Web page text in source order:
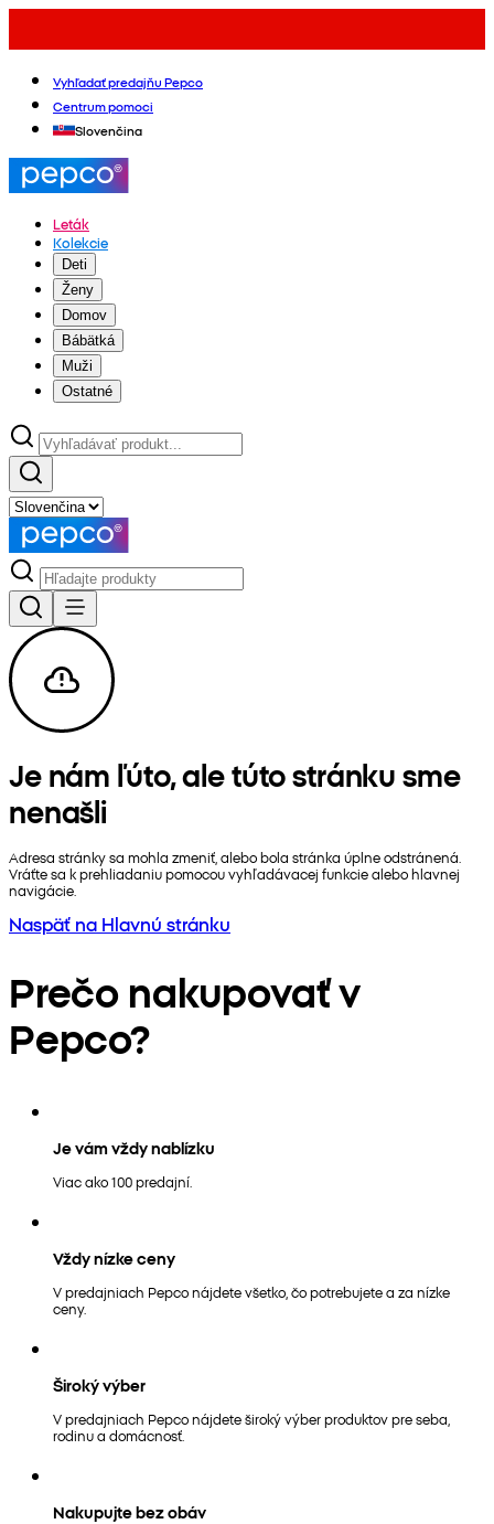
Vyhľadať predajňu Pepco
Centrum pomoci
Slovenčina
Leták
Kolekcie
Deti
Ženy
Domov
Bábätká
Muži
Ostatné
Je nám ľúto, ale túto stránku sme
nenašli
Adresa stránky sa mohla zmeniť, alebo bola stránka úplne odstránená.
Vráťte sa k prehliadaniu pomocou vyhľadávacej funkcie alebo hlavnej
navigácie.
Naspäť na Hlavnú stránku
Prečo nakupovať v
Pepco?
Je vám vždy nablízku
Viac ako 100 predajní.
Vždy nízke ceny
V predajniach Pepco nájdete všetko, čo potrebujete a za nízke
ceny.
Široký výber
V predajniach Pepco nájdete široký výber produktov pre seba,
rodinu a domácnosť.
Nakupujte bez obáv